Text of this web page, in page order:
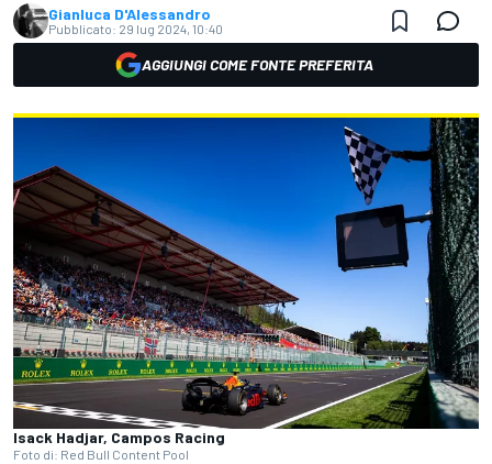
Gianluca D'Alessandro
Pubblicato: 29 lug 2024, 10:40
AGGIUNGI COME FONTE PREFERITA
Isack Hadjar, Campos Racing
Foto di: Red Bull Content Pool